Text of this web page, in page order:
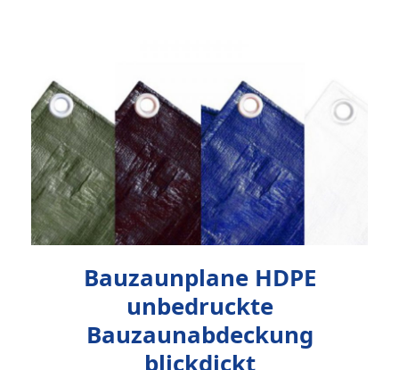
Bauzaunplane HDPE
unbedruckte
Bauzaunabdeckung
blickdickt